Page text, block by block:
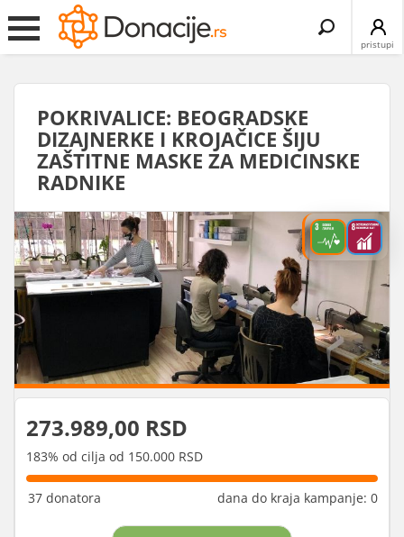
pristupi
Search
POKRIVALICE: BEOGRADSKE
DIZAJNERKE I KROJAČICE ŠIJU
ZAŠTITNE MASKE ZA MEDICINSKE
RADNIKE
273.989,00 RSD
183% od cilja od 150.000 RSD
37 donatora dana do kraja kampanje: 0